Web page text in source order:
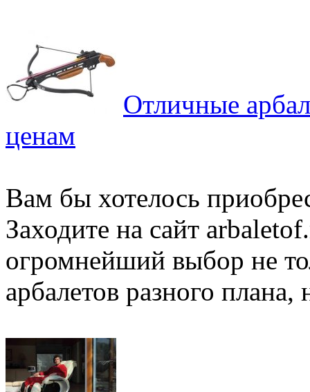
Отличные
ценам
Вам бы хотелось
Заходите на сайт
огромнейший выбор не
арбалетов разного плана,